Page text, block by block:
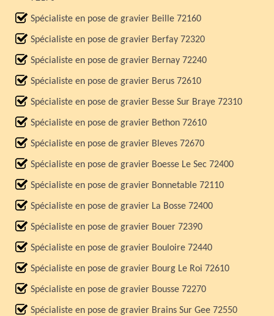
Spécialiste en pose de gravier Beille 72160
Spécialiste en pose de gravier Berfay 72320
Spécialiste en pose de gravier Bernay 72240
Spécialiste en pose de gravier Berus 72610
Spécialiste en pose de gravier Besse Sur Braye 72310
Spécialiste en pose de gravier Bethon 72610
Spécialiste en pose de gravier Bleves 72670
Spécialiste en pose de gravier Boesse Le Sec 72400
Spécialiste en pose de gravier Bonnetable 72110
Spécialiste en pose de gravier La Bosse 72400
Spécialiste en pose de gravier Bouer 72390
Spécialiste en pose de gravier Bouloire 72440
Spécialiste en pose de gravier Bourg Le Roi 72610
Spécialiste en pose de gravier Bousse 72270
Spécialiste en pose de gravier Brains Sur Gee 72550